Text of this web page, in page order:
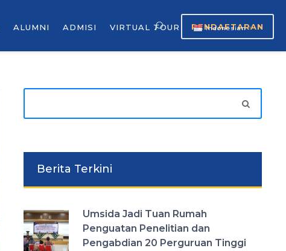
ALUMNI ADMISI VIRTUAL TOUR Indonesian ▼
PENDAFTARAN
Berita Terkini
Umsida Jadi Tuan Rumah
Penguatan Penelitian dan
Pengabdian 20 Perguruan Tinggi